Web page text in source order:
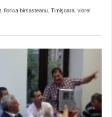
florica birsasteanu Timişoara viorel